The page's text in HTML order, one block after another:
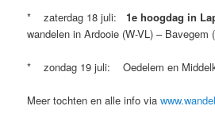
* zaterdag 18 juli: 1e hoogdag in
wandelen in Ardooie (W-VL) – Bavegem
* zondag 19 juli: Oedelem en
Meer tochten en alle info via